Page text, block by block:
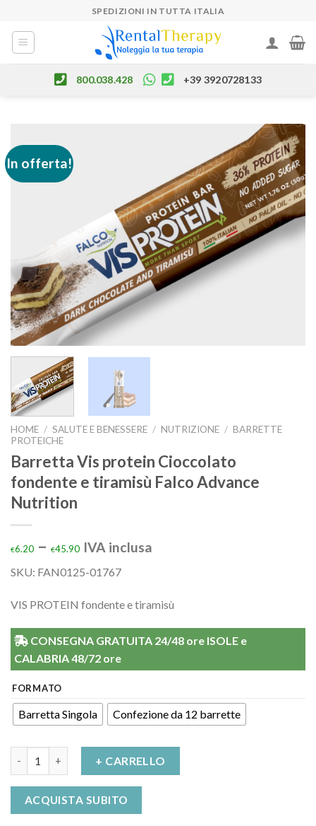
content
SPEDIZIONI IN TUTTA ITALIA
800.038.428 +39 3920728133
In offerta!
HOME / SALUTE E BENESSERE / NUTRIZIONE / BARRETTE
PROTEICHE
Barretta Vis protein Cioccolato
fondente e tiramisù Falco Advance
Nutrition
€6.20 – €45.90 IVA inclusa
SKU: FAN0125-01767
VIS PROTEIN fondente e tiramisù
CONSEGNA GRATUITA 24/48 ore ISOLE e
CALABRIA 48/72 ore
FORMATO
Barretta Singola Confezione da 12 barrette
+ CARRELLO
ACQUISTA SUBITO